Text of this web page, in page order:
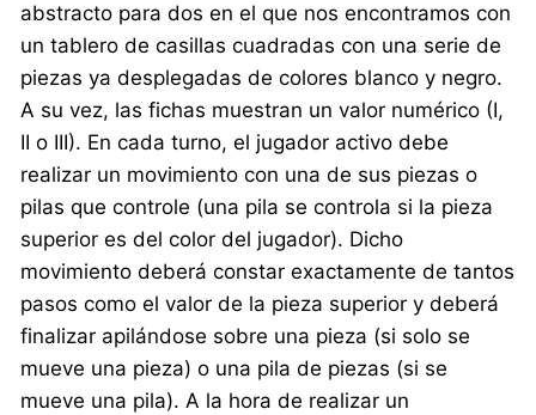
abstracto para dos en el que nos encontramos con
un tablero de casillas cuadradas con una serie de
piezas ya desplegadas de colores blanco y negro.
A su vez, las fichas muestran un valor numérico (I,
II o III). En cada turno, el jugador activo debe
realizar un movimiento con una de sus piezas o
pilas que controle (una pila se controla si la pieza
superior es del color del jugador). Dicho
movimiento deberá constar exactamente de tantos
pasos como el valor de la pieza superior y deberá
finalizar apilándose sobre una pieza (si solo se
mueve una pieza) o una pila de piezas (si se
mueve una pila). A la hora de realizar un